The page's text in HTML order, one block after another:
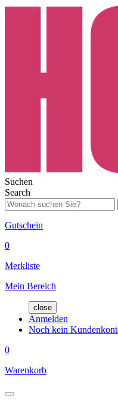
Suchen
Search
Gutschein
0
Merkliste
Mein Bereich
close
Anmelden
Noch kein
0
Warenkorb